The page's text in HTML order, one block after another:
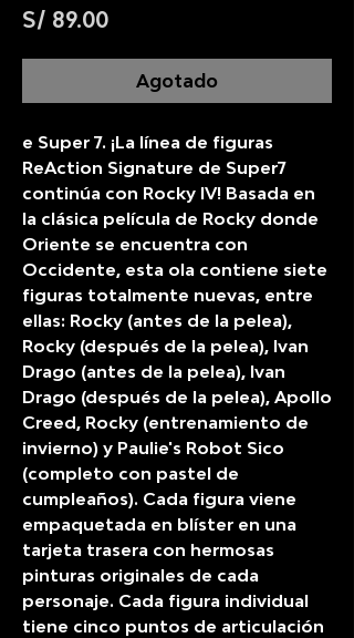
S/ 89.00Precio
Agotado
e Super 7. ¡La línea de figuras
ReAction Signature de Super7
continúa con Rocky IV! Basada en
la clásica película de Rocky donde
Oriente se encuentra con
Occidente, esta ola contiene siete
figuras totalmente nuevas, entre
ellas: Rocky (antes de la pelea),
Rocky (después de la pelea), Ivan
Drago (antes de la pelea), Ivan
Drago (después de la pelea), Apollo
Creed, Rocky (entrenamiento de
invierno) y Paulie's Robot Sico
(completo con pastel de
cumpleaños). Cada figura viene
empaquetada en blíster en una
tarjeta trasera con hermosas
pinturas originales de cada
personaje. Cada figura individual
tiene cinco puntos de articulación